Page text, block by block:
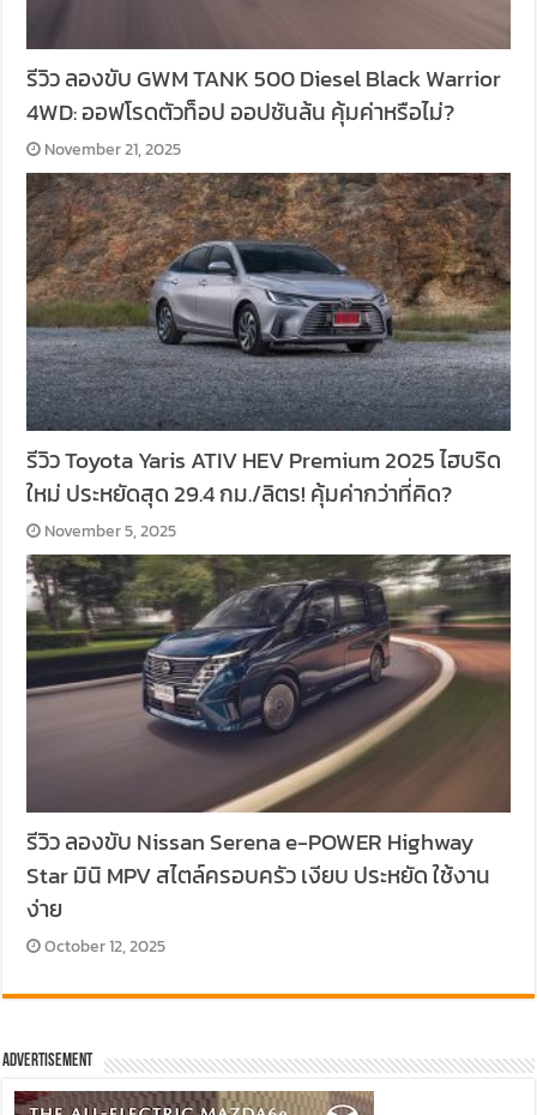
รีวิว ลองขับ GWM TANK 500 Diesel Black Warrior
4WD: ออฟโรดตัวท็อป ออปชันล้น คุ้มค่าหรือไม่?
November 21, 2025
รีวิว Toyota Yaris ATIV HEV Premium 2025 ไฮบริด
ใหม่ ประหยัดสุด 29.4 กม./ลิตร! คุ้มค่ากว่าที่คิด?
November 5, 2025
รีวิว ลองขับ Nissan Serena e-POWER Highway
Star มินิ MPV สไตล์ครอบครัว เงียบ ประหยัด ใช้งาน
ง่าย
October 12, 2025
Advertisement